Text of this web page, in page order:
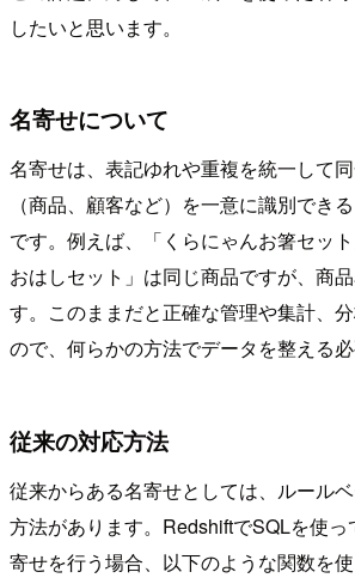
したいと思います。
名寄せについて
名寄せは、表記ゆれや重複を統一して
（商品、顧客など）を一意に識別でき
です。例えば、「くらにゃんお箸セッ
おはしセット」は同じ商品ですが、商
す。このままだと正確な管理や集計、
ので、何らかの方法でデータを整える必
従来の対応方法
従来からある名寄せとしては、ルール
方法があります。RedshiftでSQLを使っ
寄せを行う場合、以下のような関数を